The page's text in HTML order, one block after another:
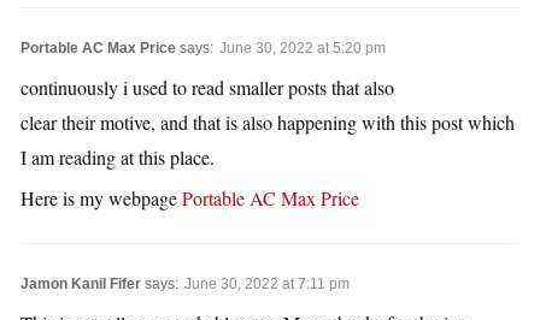
Portable AC Max Price says: June 30, 2022 at 5:20 pm
continuously i used to read smaller posts that also
clear their motive, and that is also happening with this post which
I am reading at this place.
Here is my webpagePortable AC Max Price
Jamon Kanil Fifer says: June 30, 2022 at 7:11 pm